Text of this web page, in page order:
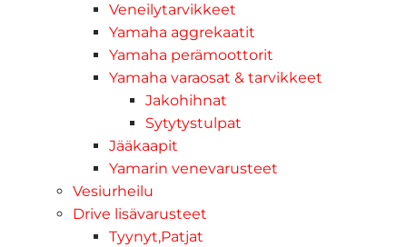
Veneilytarvikkeet
Yamaha aggrekaatit
Yamaha perämoottorit
Yamaha varaosat & tarvikkeet
Jakohihnat
Sytytystulpat
Jääkaapit
Yamarin venevarusteet
Vesiurheilu
Drive lisävarusteet
Tyynyt,Patjat